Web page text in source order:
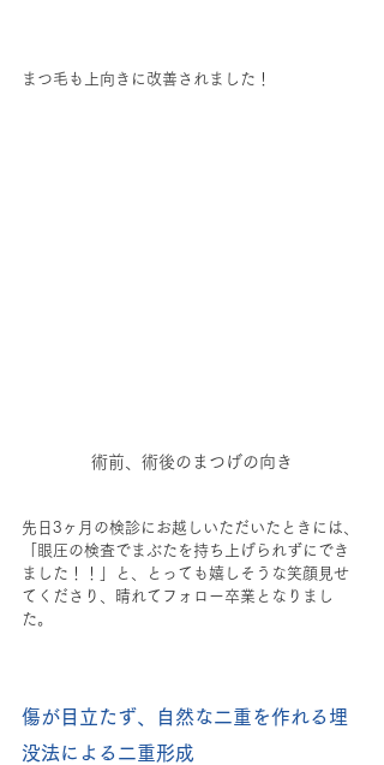
まつ毛も上向きに改善されました！
術前、術後のまつげの向き
先日3ヶ月の検診にお越しいただいたときには、
「眼圧の検査でまぶたを持ち上げられずにでき
ました！！」と、とっても嬉しそうな笑顔見せ
てくださり、晴れてフォロー卒業となりまし
た。
傷が目立たず、自然な二重を作れる埋
没法による二重形成